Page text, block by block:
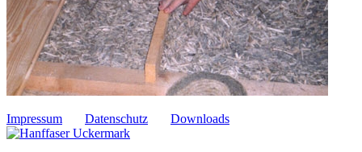
Impressum Datenschutz Downloads